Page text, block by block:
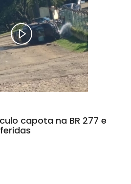
capota na BR 277 e